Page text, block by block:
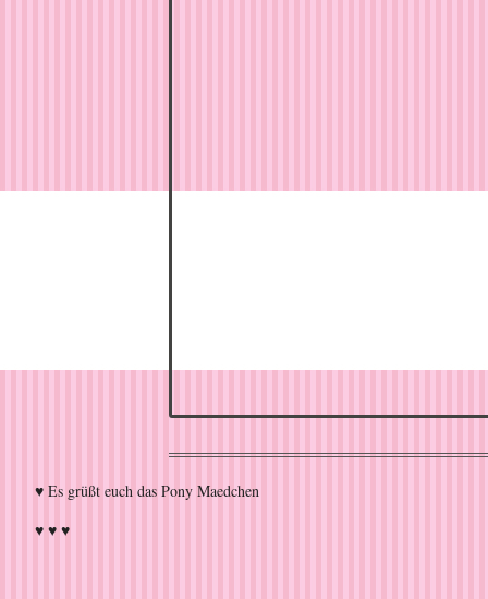
♥ Es grüßt euch das Pony Maedchen
♥ ♥ ♥